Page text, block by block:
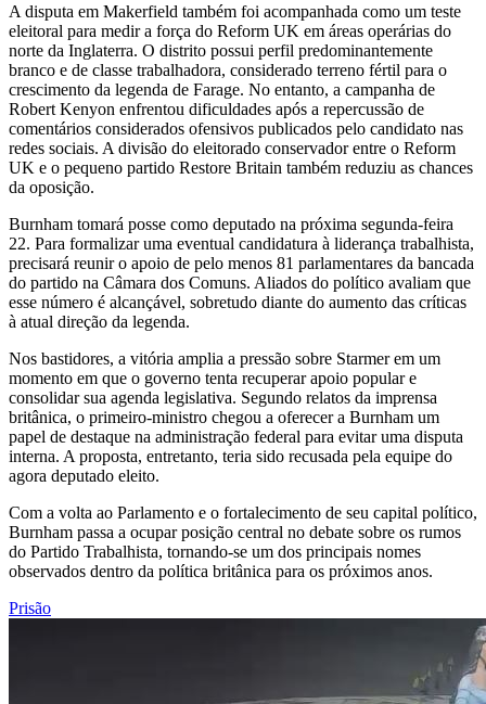
A disputa em Makerfield também foi acompanhada como um teste
eleitoral para medir a força do Reform UK em áreas operárias do
norte da Inglaterra. O distrito possui perfil predominantemente
branco e de classe trabalhadora, considerado terreno fértil para o
crescimento da legenda de Farage. No entanto, a campanha de
Robert Kenyon enfrentou dificuldades após a repercussão de
comentários considerados ofensivos publicados pelo candidato nas
redes sociais. A divisão do eleitorado conservador entre o Reform
UK e o pequeno partido Restore Britain também reduziu as chances
da oposição.
Burnham tomará posse como deputado na próxima segunda-feira
22. Para formalizar uma eventual candidatura à liderança trabalhista,
precisará reunir o apoio de pelo menos 81 parlamentares da bancada
do partido na Câmara dos Comuns. Aliados do político avaliam que
esse número é alcançável, sobretudo diante do aumento das críticas
à atual direção da legenda.
Nos bastidores, a vitória amplia a pressão sobre Starmer em um
momento em que o governo tenta recuperar apoio popular e
consolidar sua agenda legislativa. Segundo relatos da imprensa
britânica, o primeiro-ministro chegou a oferecer a Burnham um
papel de destaque na administração federal para evitar uma disputa
interna. A proposta, entretanto, teria sido recusada pela equipe do
agora deputado eleito.
Com a volta ao Parlamento e o fortalecimento de seu capital político,
Burnham passa a ocupar posição central no debate sobre os rumos
do Partido Trabalhista, tornando-se um dos principais nomes
observados dentro da política britânica para os próximos anos.
Prisão